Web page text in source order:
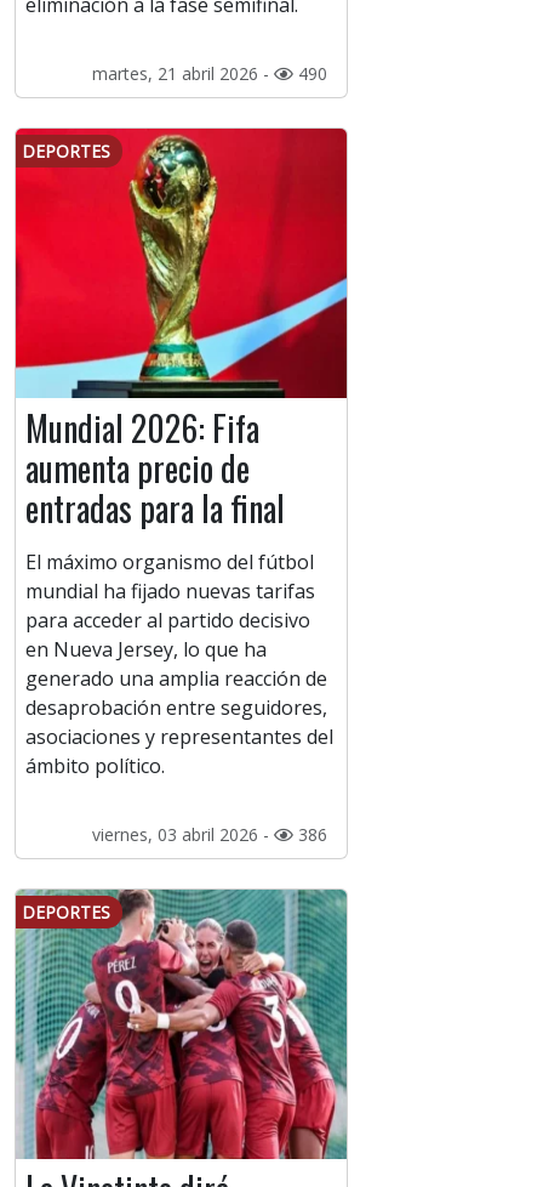
martes, 21 abril 2026 - 490
DEPORTES
Mundial 2026: Fifa
aumenta precio de
entradas para la final
El máximo organismo del fútbol
mundial ha fijado nuevas tarifas
para acceder al partido decisivo
en Nueva Jersey, lo que ha
generado una amplia reacción de
desaprobación entre seguidores,
asociaciones y representantes del
ámbito político.
viernes, 03 abril 2026 - 386
DEPORTES